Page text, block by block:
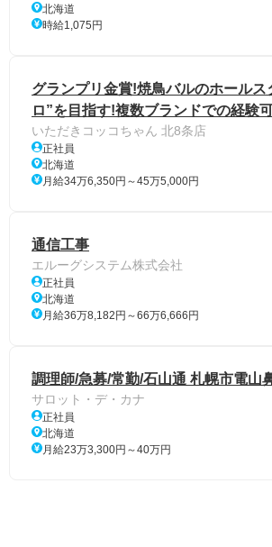
北海道
時給1,075円
グランプリ金賞!焼鳥バルのホールス
ロ”を目指す!複数ブランドでの経験
いただきコッコちゃん 北8条店
正社員
北海道
月給34万6,350円～45万5,000円
通信工事
エルーグシステム株式会社
正社員
北海道
月給36万8,182円～66万6,666円
調理師/急募/常勤/石山通 札幌市電山
サロット・デ・カナ
正社員
北海道
月給23万3,300円～40万円